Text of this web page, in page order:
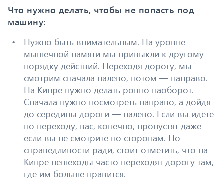
Что нужно делать, чтобы не попасть под
машину:
Нужно быть внимательным. На уровне
мышечной памяти мы привыкли к другому
порядку действий. Переходя дорогу, мы
смотрим сначала налево, потом — направо.
На Кипре нужно делать ровно наоборот.
Сначала нужно посмотреть направо, а дойдя
до середины дороги — налево. Если вы идете
по переходу, вас, конечно, пропустят даже
если вы не смотрите по сторонам. Но
справедливости ради, стоит отметить, что на
Кипре пешеходы часто переходят дорогу там,
где им больше нравится.